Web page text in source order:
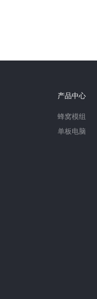
产品中心
蜂窝模组
单板电脑